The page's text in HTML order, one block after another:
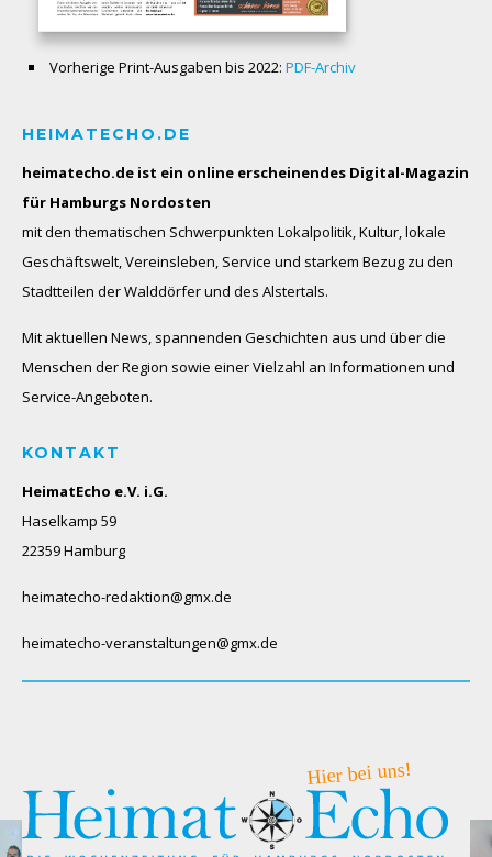
Vorherige Print-Ausgaben bis 2022: PDF-Archiv
HEIMATECHO.DE
heimatecho.de ist ein online erscheinendes Digital-Magazin
für Hamburgs Nordosten
mit den thematischen Schwerpunkten Lokalpolitik, Kultur, lokale
Geschäftswelt, Vereinsleben, Service und starkem Bezug zu den
Stadtteilen der Walddörfer und des Alstertals.
Mit aktuellen News, spannenden Geschichten aus und über die
Menschen der Region sowie einer Vielzahl an Informationen und
Service-Angeboten.
KONTAKT
HeimatEcho e.V. i.G.
Haselkamp 59
22359 Hamburg
heimatecho-redaktion@gmx.de
heimatecho-veranstaltungen@gmx.de